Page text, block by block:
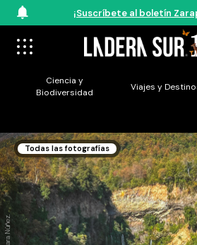
¡Suscríbete al boletín
Ciencia y
Biodiversidad
Viajes y
Todas las fotografías